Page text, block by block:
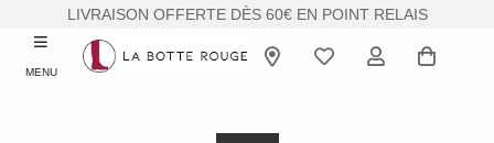
LIVRAISON OFFERTE DÈS 60€ EN POINT RELAIS
MENU